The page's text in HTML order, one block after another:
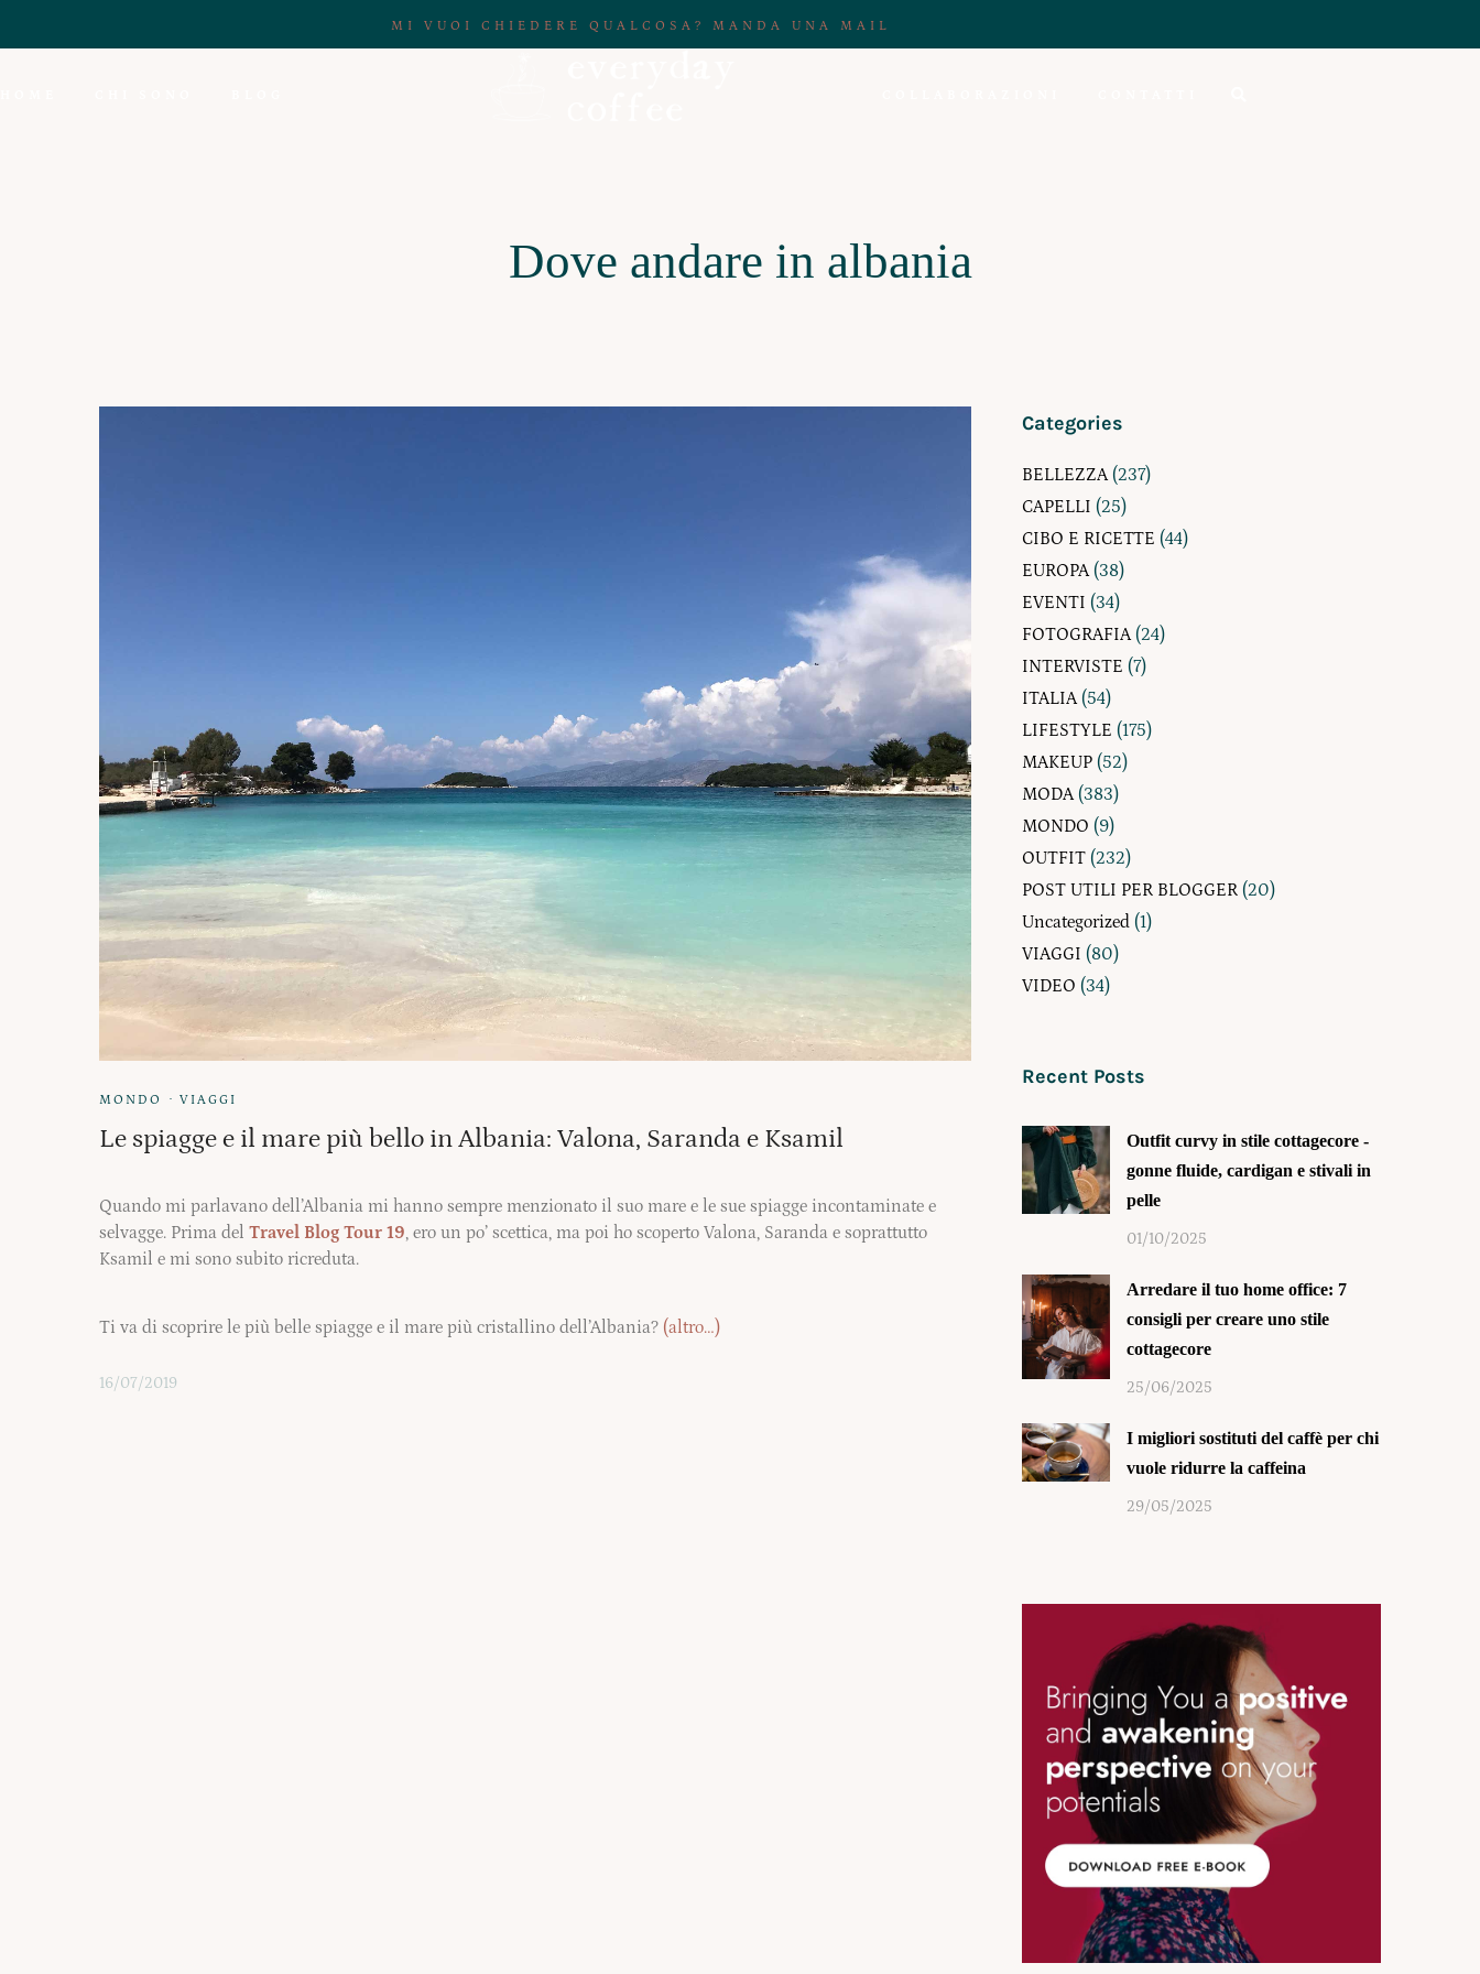
MI VUOI CHIEDERE QUALCOSA? MANDA UNA MAIL
Dove andare in albania
MONDO · VIAGGI
Le spiagge e il mare più bello in Albania: Valona, Saranda e Ksamil
Quando mi parlavano dell’Albania mi hanno sempre menzionato il suo mare e le sue spiagge incontaminate e
selvagge. Prima del Travel Blog Tour 19, ero un po’ scettica, ma poi ho scoperto Valona, Saranda e soprattutto
Ksamil e mi sono subito ricreduta.
Ti va di scoprire le più belle spiagge e il mare più cristallino dell’Albania? (altro…)
16/07/2019
Categories
BELLEZZA(237)
CAPELLI (25)
CIBO E RICETTE (44)
EUROPA(38)
EVENTI (34)
FOTOGRAFIA(24)
INTERVISTE (7)
ITALIA(54)
LIFESTYLE (175)
MAKEUP (52)
MODA(383)
MONDO (9)
OUTFIT (232)
POST UTILI PER BLOGGER (20)
Uncategorized (1)
VIAGGI (80)
VIDEO (34)
Recent Posts
Outfit curvy in stile cottagecore -
gonne fluide, cardigan e stivali in
pelle
01/10/2025
Arredare il tuo home office: 7
consigli per creare uno stile
cottagecore
25/06/2025
I migliori sostituti del caffè per chi
vuole ridurre la caffeina
29/05/2025